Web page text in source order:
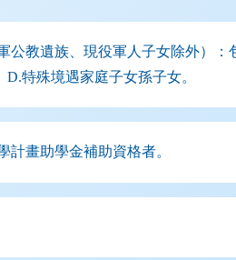
公教遺族、現役軍人子女除外）
特殊境遇家庭子女孫子女。
計畫助學金補助資格者。